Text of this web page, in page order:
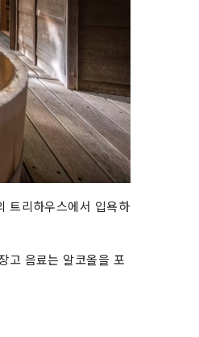
트리하우스에서 입욕하
고 음료는 알코올을 포